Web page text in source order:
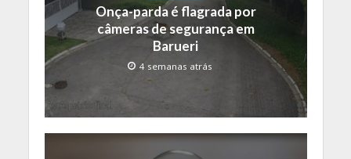
Onça-parda é flagrada por
câmeras de segurança em
Barueri
4 semanas atrás